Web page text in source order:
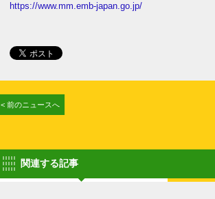
https://www.mm.emb-japan.go.jp/
< 前のニュースへ
関連する記事